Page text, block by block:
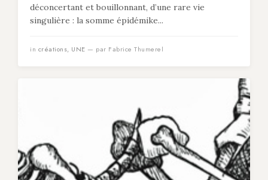
déconcertant et bouillonnant, d’une rare vie
singulière : la somme épidémike...
in créations, UNE — par Fabrice Thumerel